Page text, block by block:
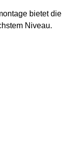
bietet die
Niveau.